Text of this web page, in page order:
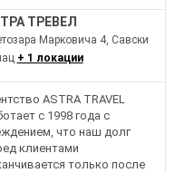
ТРЕВЕЛ
Марковича 4, Савски
+ 1 локации
ASTRA TRAVEL
с 1998 года с
что наш долг
клиентами
только после